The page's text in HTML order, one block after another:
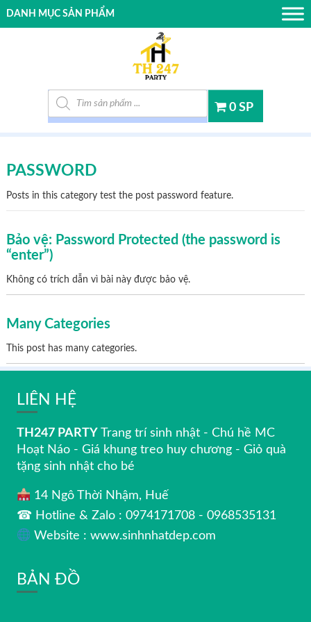
Tìm kiếm sản phẩm
0 SP
DANH MỤC SẢN PHẨM
PASSWORD
Posts in this category test the post password feature.
Bảo vệ: Password Protected (the password is
“enter”)
Không có trích dẫn vì bài này được bảo vệ.
Many Categories
This post has many categories.
LIÊN HỆ
TH247 PARTY Trang trí sinh nhật - Chú hề MC
Hoạt Náo - Giá khung treo huy chương - Giỏ quà
tặng sinh nhật cho bé
14 Ngô Thời Nhậm, Huế
☎ Hotline & Zalo : 0974171708 - 0968535131
Website : www.sinhnhatdep.com
BẢN ĐỒ